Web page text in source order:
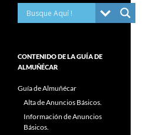
CONTENIDO DE LA GUÍA DE
ALMUÑÉCAR
Guía de Almuñécar
Alta de Anuncios Básicos.
Información de Anuncios
Básicos.